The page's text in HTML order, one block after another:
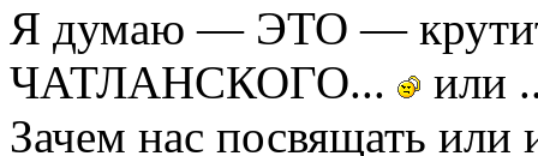
Я думаю — ЭТО —
ЧАТЛАНСКОГО...
или
Зачем нас посвящать